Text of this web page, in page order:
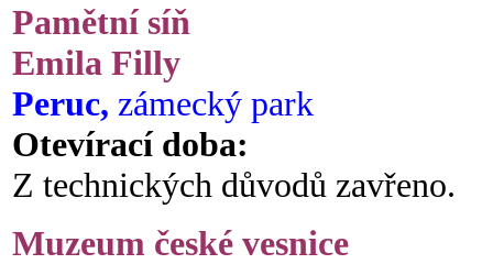
Pamětní síň
Emila Filly
Peruc, zámecký park
Otevírací doba:
Z technických důvodů zavřeno.
Muzeum české vesnice